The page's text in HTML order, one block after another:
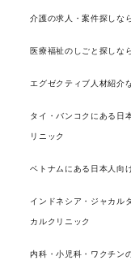
介護の求人・案件探しな
医療福祉のしごと探しな
エグゼクティブ人材紹介
タイ・バンコクにある日
リニック
ベトナムにある日本人向
インドネシア・ジャカル
カルクリニック
内科・小児科・ワクチン